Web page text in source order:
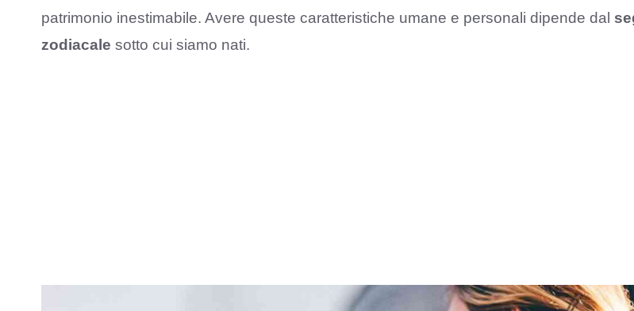
patrimonio inestimabile. Avere queste caratteristiche umane e personali dipende dal
zodiacale sotto cui siamo nati.